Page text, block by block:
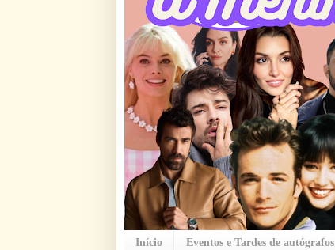
Início Eventos e Tardes de autógrafos